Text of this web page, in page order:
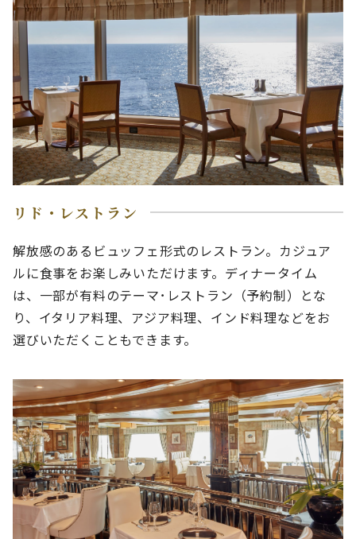
リド・レストラン
解放感のあるビュッフェ形式のレストラン。カジュア
ルに食事をお楽しみいただけます。ディナータイム
は、一部が有料のテーマ･レストラン（予約制）とな
り、イタリア料理、アジア料理、インド料理などをお
選びいただくこともできます。